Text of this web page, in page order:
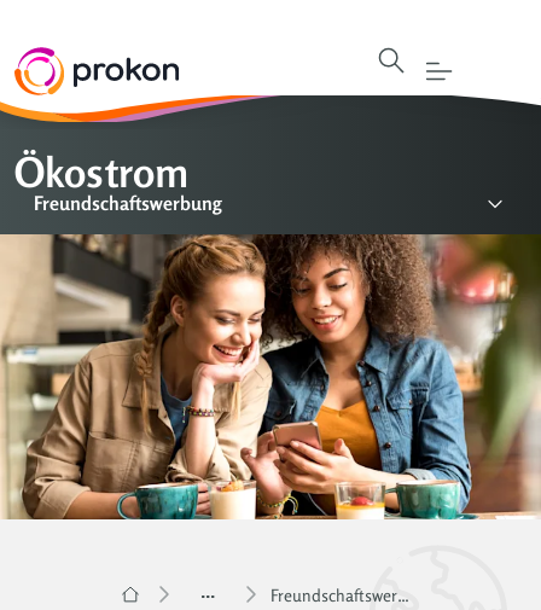
Ökostrom
Freundschaftswerbung
... Freundschaftswerbung